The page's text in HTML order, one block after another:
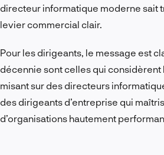
directeur informatique moderne sait
levier commercial clair.
Pour les dirigeants, le message est
décennie sont celles qui
misant sur des directeurs
des dirigeants d’entreprise qui
d’organisations hautement